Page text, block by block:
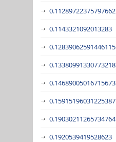
0.11289722375797662
0.1143321092013283
0.12839062591446115
0.13380991330773218
0.14689005016715673
0.15915196031225387
0.19030211265734764
0.1920539419528623